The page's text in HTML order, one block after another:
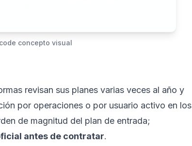
concepto visual
revisan sus planes varias veces al año y
por operaciones o por usuario activo en los
de magnitud del plan de entrada;
antes de contratar.